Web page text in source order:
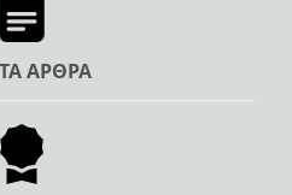
ΑΡΘΡΑ